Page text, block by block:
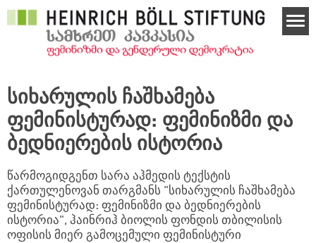
სიხარულის ჩაშხამება
ფემინისტურად: ფემინიზმი და
ბედნიერების ისტორია
წარმოგიდგენთ სარა აჰმედის ტექსტის
ქართულენოვან თარგმანს "სიხარულის ჩაშხამება
ფემინისტურად: ფემინიზმი და ბედნიერების
ისტორია", ჰაინრიჰ ბიოლის ფონდის თბილისის
ოფისის მიერ გამოცემული ფემინისტური